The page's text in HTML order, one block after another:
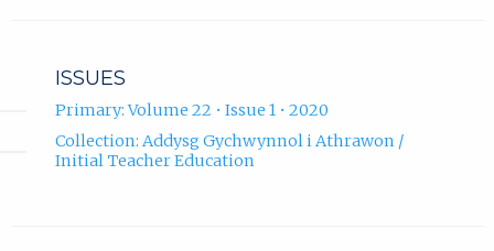
ISSUES
Primary: Volume 22 • Issue 1 • 2020
Collection: Addysg Gychwynnol i Athrawon /
Initial Teacher Education